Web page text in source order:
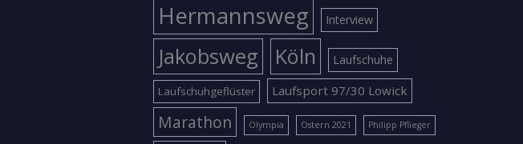
Hermannsweg Interview
Jakobsweg Köln Laufschuhe
Laufschuhgeflüster Laufsport 97/30 Lowick
Marathon Olympia Ostern 2021 Philipp Pflieger